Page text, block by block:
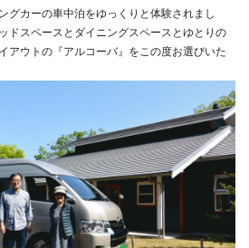
グカーの車中泊をゆっくりと体験されまし
ドスペースとダイニングスペースとゆとりの
アウトの『アルコーバ』をこの度お選びいた